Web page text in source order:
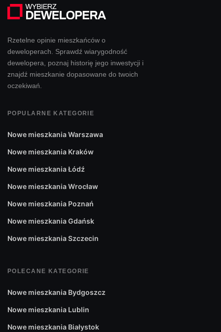
Rzetelne opinie mieszkańców o
deweloperach. Sprawdź wiarygodność
dewelopera, poznaj historię jego inwestycji i
znajdź mieszkanie dopasowane do twoich
oczekiwań.
POPULARNE KATEGORIE
Nowe mieszkania Warszawa
Nowe mieszkania Kraków
Nowe mieszkania Łódź
Nowe mieszkania Wrocław
Nowe mieszkania Poznań
Nowe mieszkania Gdańsk
Nowe mieszkania Szczecin
POLECANE KATEGORIE
Nowe mieszkania Bydgoszcz
Nowe mieszkania Lublin
Nowe mieszkania Białystok